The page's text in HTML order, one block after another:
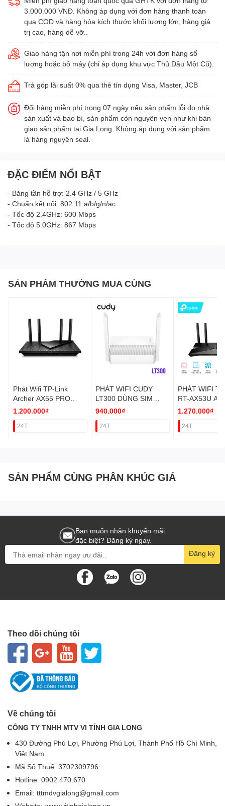
3.000.000 VNĐ. Không áp dụng với đơn hàng thanh toán
qua COD và hàng hóa kích thước khối lượng lớn, hàng giá
trị cao, hàng dễ vỡ..
Giao hàng tận nơi miễn phí trong 24h với đơn hàng số
lượng hoặc bộ máy (chỉ áp dụng khu vực Thủ Dầu Một Cũ).
Trả góp lãi suất 0% qua thẻ tín dụng Visa, Master, JCB
Đổi hàng miễn phí trong 07 ngày nếu sản phẩm lỗi do nhà
sản xuất và bao bì, sản phẩm còn nguyên vẹn như khi bàn
giao sản phẩm tại Gia Long. Không áp dụng với sản phẩm
là hàng nguyên seal.
ĐẶC ĐIỂM NỔI BẬT
- Băng tần hỗ trợ: 2.4 GHz / 5 GHz
- Chuẩn kết nối: 802.11 a/b/g/n/ac
- Tốc độ 2.4GHz: 600 Mbps
- Tốc độ 5.0GHz: 867 Mbps
SẢN PHẨM THƯỜNG MUA CÙNG
Phát Wifi TP-Link
Archer AX55 PRO
WIFI 6
Ăngten/Mesh/35 User)
1.200.000₫
24T
PHÁT WIFI CUDY
LT300 DÙNG SIM
NANO N300 2 LAN
940.000₫
24T
PHÁT WIFI
RT-AX53U
(WIFI6/2
1.270.000₫
24T
SẢN PHẨM CÙNG PHÂN KHÚC GIÁ
Bạn muốn nhận khuyến mãi
đặc biệt? Đăng ký ngay.
Đăng ký
Theo dõi chúng tôi
Về chúng tôi
CÔNG TY TNHH MTV VI TÍNH GIA LONG
430 Đường Phú Lợi, Phường Phú Lợi, Thành Phố Hồ Chí Minh,
Việt Nam.
Mã Số Thuế: 3702309796
Hotline: 0902.470.670
Email: tttmdvgialong@gmail.com